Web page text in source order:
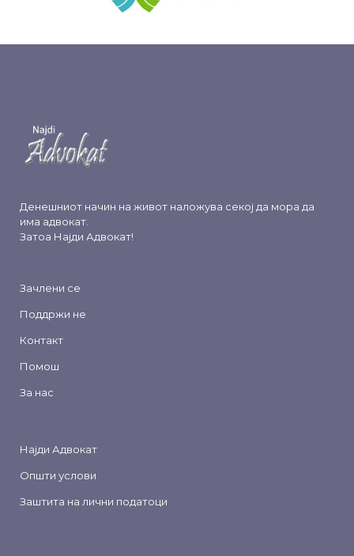
Денешниот начин на живот наложува секој да мора да
има адвокат.
Затоа Најди Адвокат!
Зачлени се
Поддржи не
Контакт
Помош
За нас
Најди Адвокат
Општи услови
Заштита на лични податоци